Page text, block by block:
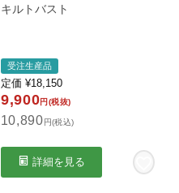
キルトバスト
受注生産品
定価 ¥18,150
9,900円(税抜)
10,890円(税込)
詳細を見る